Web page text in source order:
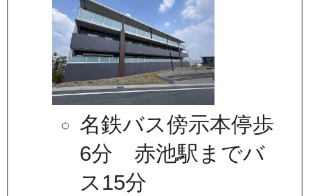
名鉄バス傍示本停歩
6分 赤池駅までバ
ス15分